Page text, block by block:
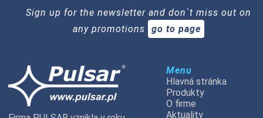
Sign up for the newsletter and don`t miss out on
any promotions
go to page
Menu
Hlavná stránka
Produkty
O firme
Aktuality